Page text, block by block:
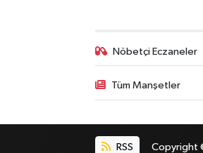
Nöbetçi Eczaneler
Tüm Manşetler
RSS Copyright